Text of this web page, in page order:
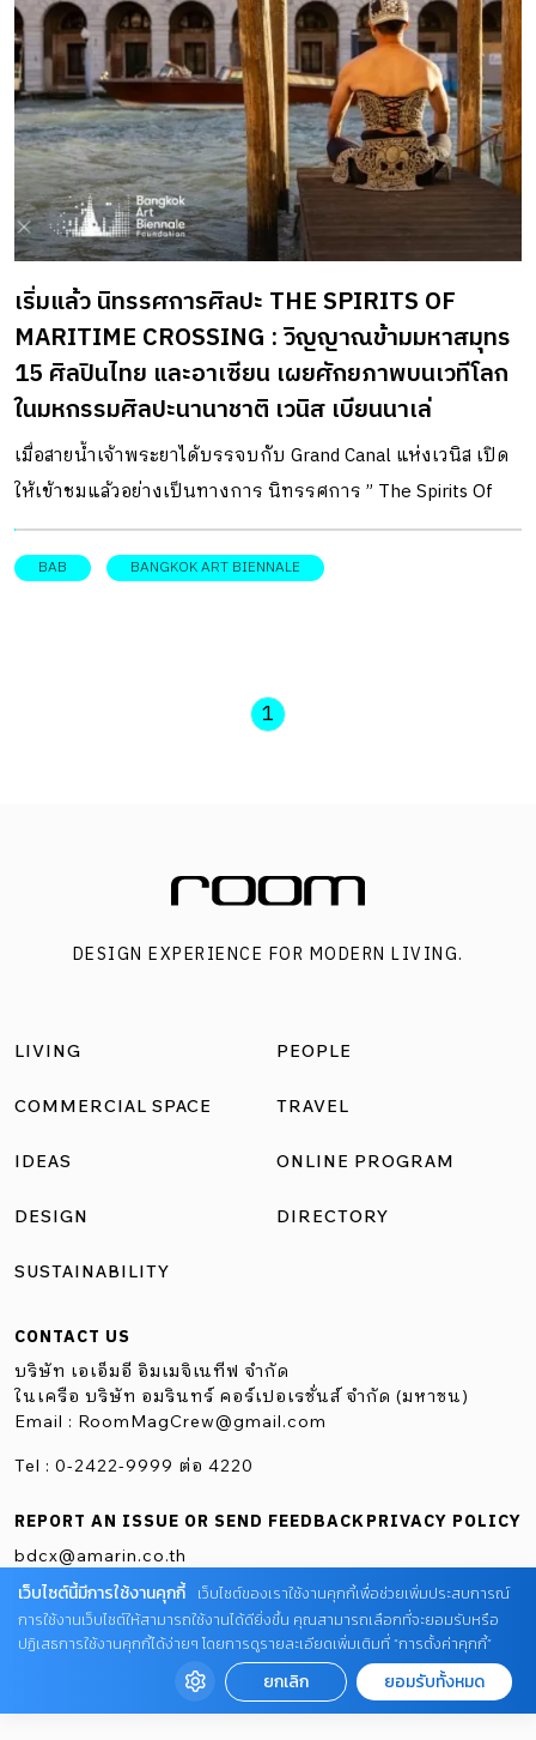
เริ่มแล้ว นิทรรศการศิลปะ THE SPIRITS OF
MARITIME CROSSING : วิญญาณข้ามมหาสมุทร
15 ศิลปินไทย และอาเซียน เผยศักยภาพบนเวทีโลก
ในมหกรรมศิลปะนานาชาติ เวนิส เบียนนาเล่
เมื่อสายน้ำเจ้าพระยาได้บรรจบกับ Grand Canal แห่งเวนิส เปิด
ให้เข้าชมแล้วอย่างเป็นทางการ นิทรรศการ ” The Spirits Of
Maritime Crossing : วิญญาณข้ามมหาสมุทร” หนึ่งในกิจกรรม
หลักของมหกรรมศิลปะนานาชาติ เวนิส เบียนนาเล่ ครั้งที่ 60
ครั้งที่ 60 บอกเล่าเรื่องราวของความสัมพันธ์ 10,000 กิโลเมตร
วัฒนธรรมที่หลากหลายทั่วเอเชียตะวันออกเฉียงใต้ โดยเน้นไปที่
The […]
BAB BANGKOK ART BIENNALE
1
DESIGN EXPERIENCE FOR MODERN LIVING.
LIVING
COMMERCIAL SPACE
IDEAS
DESIGN
SUSTAINABILITY
PEOPLE
TRAVEL
ONLINE PROGRAM
DIRECTORY
CONTACT US
บริษัท เอเอ็มอี อิมเมจิเนทีฟ จำกัด
ในเครือ บริษัท อมรินทร์ คอร์เปอเรชั่นส์ จำกัด (มหาชน)
Email : RoomMagCrew@gmail.com
Tel : 0-2422-9999 ต่อ 4220
REPORT AN ISSUE OR SEND FEEDBACK
bdcx@amarin.co.th
PRIVACY POLICY
เว็บไซต์นี้มีการใช้งานคุกกี้
เว็บไซต์ของเราใช้งานคุกกี้เพื่อช่วยเพิ่มประสบการณ์
การใช้งานเว็บไซต์ให้สามารถใช้งานได้ดียิ่งขึ้น คุณสามารถเลือกที่จะยอมรับหรือ
ปฏิเสธการใช้งานคุกกี้ได้ง่ายๆ โดยการดูรายละเอียดเพิ่มเติมที่ “การตั้งค่าคุกกี้”
ยกเลิก ยอมรับทั้งหมด